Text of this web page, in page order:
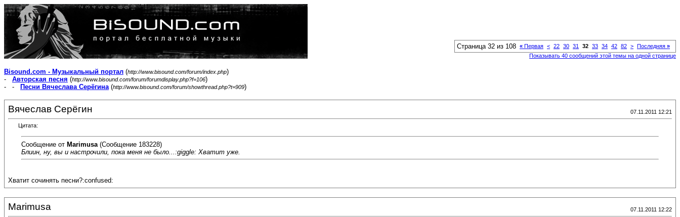
Страница 32 из 108 « Первая < 22 30 31 32 33 34 42 82 > Последняя »
Показывать 40 сообщений этой темы на одной странице
Bisound.com - Музыкальный портал (http://www.bisound.com/forum/index.php)
- Авторская песня (http://www.bisound.com/forum/forumdisplay.php?f=106)
- -
Песни Вячеслава Серёгина(http://www.bisound.com/forum/showthread.php?t=909)
Вячеслав Серёгин 07.11.2011 12:21
Цитата:
Сообщение от Marimusa (Сообщение 183228)
Блиин, ну, вы и настрочили, пока меня не было...:giggle: Хватит уже.
Хватит сочинять песни?:confused:
Marimusa 07.11.2011 12:22